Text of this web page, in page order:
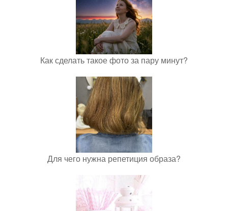
Как сделать такое фото за пару минут?
Для чего нужна репетиция образа?